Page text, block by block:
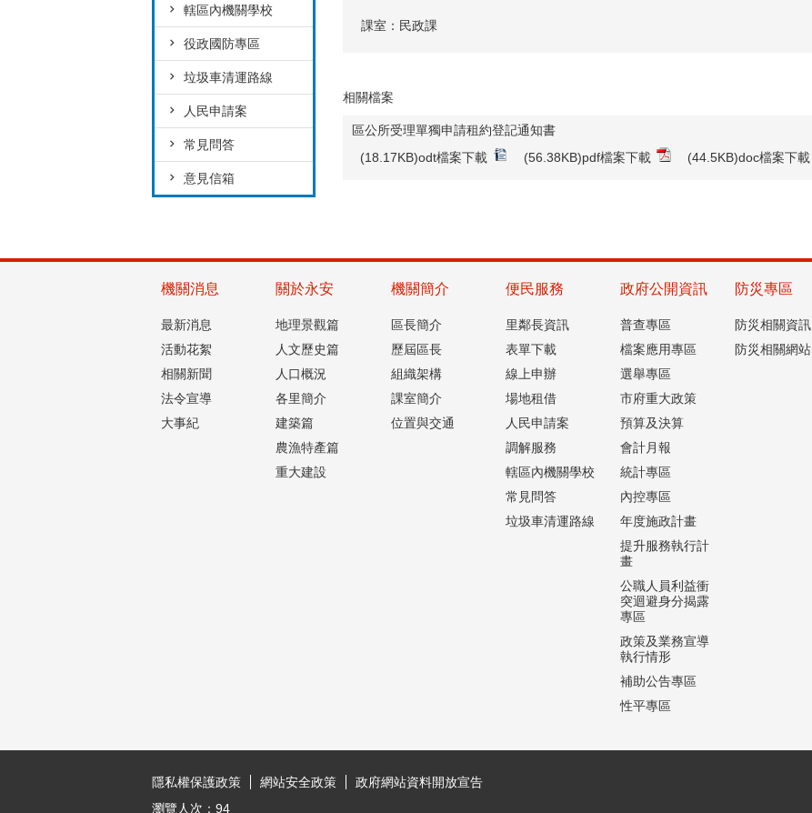
轄區內機關學校
役政國防專區
垃圾車清運路線
人民申請案
常見問答
意見信箱
課室：民政課
相關檔案
區公所受理單獨申請租約登記通知書
(18.17KB)odt檔案下載
(56.38KB)pdf檔案下載 (44.5KB)doc檔案下載
機關消息
最新消息
活動花絮
相關新聞
法令宣導
大事紀
關於永安
地理景觀篇
人文歷史篇
人口概況
各里簡介
建築篇
農漁特產篇
重大建設
機關簡介
區長簡介
歷屆區長
組織架構
課室簡介
位置與交通
便民服務
里鄰長資訊
表單下載
線上申辦
場地租借
人民申請案
調解服務
轄區內機關學校
常見問答
垃圾車清運路線
政府公開資訊
普查專區
檔案應用專區
選舉專區
市府重大政策
預算及決算
會計月報
統計專區
內控專區
年度施政計畫
提升服務執行計
畫
公職人員利益衝
突迴避身分揭露
專區
政策及業務宣導
執行情形
補助公告專區
性平專區
防災專區
防災相關資訊
防災相關網站
隱私權保護政策
網站安全政策
政府網站資料開放宣告
瀏覽人次： 94